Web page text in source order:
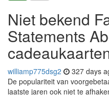
Niet bekend
Statements
williamp775dsg2 327 days
De populariteit van
laatste jaren ook niet te